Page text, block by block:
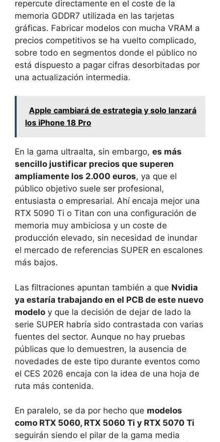
repercute directamente en el coste de la
memoria GDDR7 utilizada en las tarjetas
gráficas. Fabricar modelos con mucha VRAM a
precios competitivos se ha vuelto complicado,
sobre todo en segmentos donde el público no
está dispuesto a pagar cifras desorbitadas por
una actualización intermedia.
Apple cambiará de estrategia y solo lanzará
los iPhone 18 Pro
En la gama ultraalta, sin embargo, es más
sencillo justificar precios que superen
ampliamente los 2.000 euros, ya que el
público objetivo suele ser profesional,
entusiasta o empresarial. Ahí encaja mejor una
RTX 5090 Ti o Titan con una configuración de
memoria muy ambiciosa y un coste de
producción elevado, sin necesidad de inundar
el mercado de referencias SUPER en escalones
más bajos.
Las filtraciones apuntan también a que Nvidia
ya estaría trabajando en el PCB de este nuevo
modelo y que la decisión de dejar de lado la
serie SUPER habría sido contrastada con varias
fuentes del sector. Aunque no hay pruebas
públicas que lo demuestren, la ausencia de
novedades de este tipo durante eventos como
el CES 2026 encaja con la idea de una hoja de
ruta más contenida.
En paralelo, se da por hecho que modelos
como RTX 5060, RTX 5060 Ti y RTX 5070 Ti
seguirán siendo el pilar de la gama media